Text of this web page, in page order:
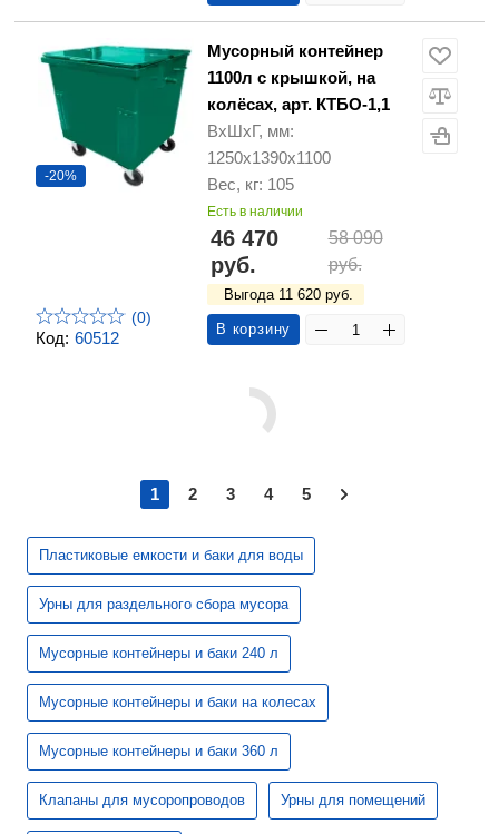
Код: 60512
-20%
(0)
Мусорный контейнер
1100л с крышкой, на
колёсах, арт. КТБО-1,1
ВхШхГ, мм:
1250х1390х1100
Вес, кг: 105
Есть в наличии
46 470
руб.
58 090
руб.
Выгода 11 620 руб.
В корзину
1 2 3 4 5
Пластиковые емкости и баки для воды
Урны для раздельного сбора мусора
Мусорные контейнеры и баки 240 л
Мусорные контейнеры и баки на колесах
Мусорные контейнеры и баки 360 л
Клапаны для мусоропроводов Урны для помещений